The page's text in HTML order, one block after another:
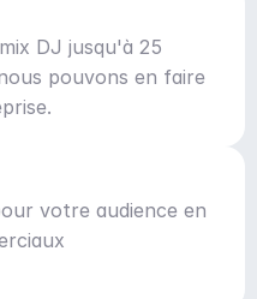
DJ jusqu'à 25
pouvons en faire
votre audience en